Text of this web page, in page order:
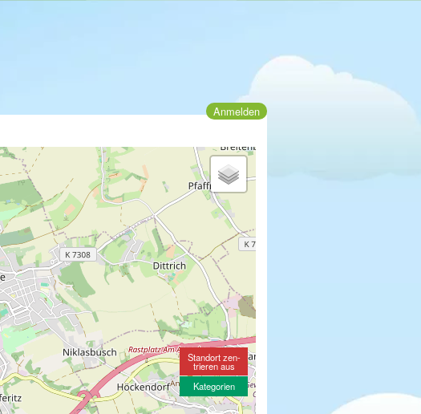
Anmelden
Standort zen-
trieren aus
Kategorien